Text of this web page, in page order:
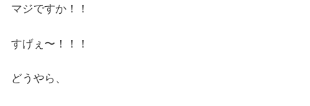
マジですか！！
すげぇ〜！！！
どうやら、